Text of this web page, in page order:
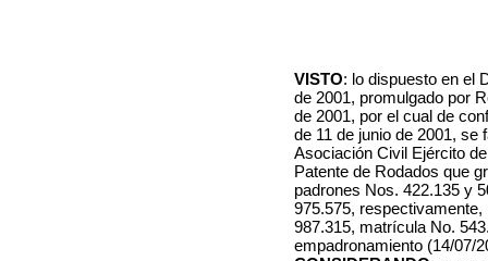
VISTO: lo dispuesto en el
de 2001, promulgado por
de 2001, por el cual de
de 11 de junio de 2001, se
Asociación Civil Ejército
Patente de Rodados que
padrones Nos. 422.135 y
975.575,
987.315, matrícula No.
empadronamiento (14/07/